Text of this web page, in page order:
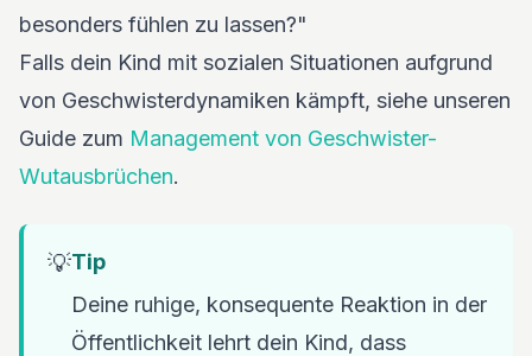
besonders fühlen zu lassen?"
Falls dein Kind mit sozialen Situationen aufgrund
von Geschwisterdynamiken kämpft, siehe unseren
Guide zum Management von Geschwister-
Wutausbrüchen.
💡Tip
Deine ruhige, konsequente Reaktion in der
Öffentlichkeit lehrt dein Kind, dass